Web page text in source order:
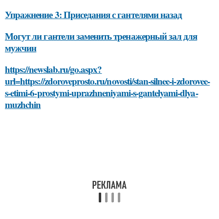
Упражнение 3: Приседания с гантелями назад
Могут ли гантели заменить тренажерный зал для
мужчин
https://newslab.ru/go.aspx?
url=https://zdoroveprosto.ru/novosti/stan-silnee-i-zdorovee-
s-etimi-6-prostymi-uprazhneniyami-s-gantelyami-dlya-
muzhchin